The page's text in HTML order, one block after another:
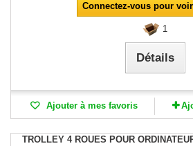
Connectez-vous pour
1
Détails
Ajouter à mes favoris
TROLLEY 4 ROUES POUR